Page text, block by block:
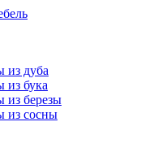
из дуба
из бука
из березы
из сосны